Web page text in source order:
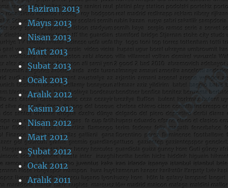
Haziran 2013
Mayıs 2013
Nisan 2013
Mart 2013
Şubat 2013
Ocak 2013
Aralık 2012
Kasım 2012
Nisan 2012
Mart 2012
Şubat 2012
Ocak 2012
Aralık 2011